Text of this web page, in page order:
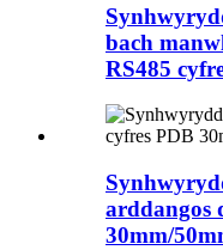
bach
RS485
arddangos
30mm/